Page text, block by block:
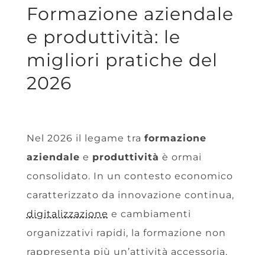
Formazione aziendale
e produttività: le
migliori pratiche del
2026
Nel 2026 il legame tra formazione
aziendale e produttività è ormai
consolidato. In un contesto economico
caratterizzato da innovazione continua,
digitalizzazione e cambiamenti
organizzativi rapidi, la formazione non
rappresenta più un’attività accessoria,